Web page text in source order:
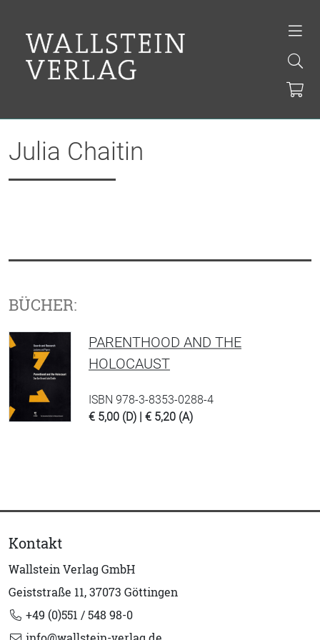
Julia Chaitin
BÜCHER:
PARENTHOOD AND THE
HOLOCAUST
ISBN 978-3-8353-0288-4
€ 5,00 (D) | € 5,20 (A)
Kontakt
Wallstein Verlag GmbH
Geiststraße 11, 37073 Göttingen
+49 (0)551 / 548 98-0